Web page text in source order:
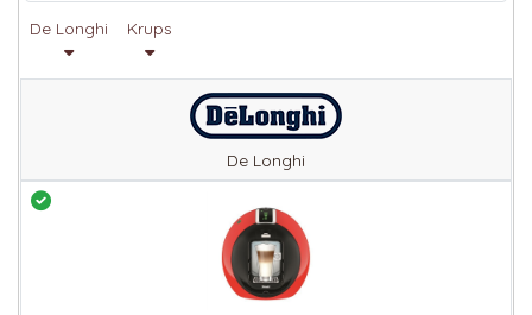
De Longhi Krups
De Longhi